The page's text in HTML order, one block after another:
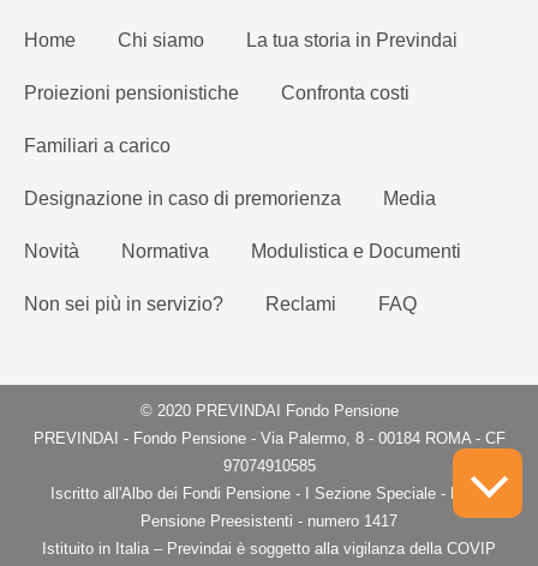
Home Chi siamo La tua storia in Previndai
Proiezioni pensionistiche Confronta costi
Familiari a carico
Designazione in caso di premorienza Media
Novità Normativa Modulistica e Documenti
Non sei più in servizio? Reclami FAQ
© 2020 PREVINDAI Fondo Pensione
PREVINDAI - Fondo Pensione - Via Palermo, 8 - 00184 ROMA - CF
97074910585
Iscritto all'Albo dei Fondi Pensione - I Sezione Speciale - Fondi
Pensione Preesistenti - numero 1417
Istituito in Italia – Previndai è soggetto alla vigilanza della COVIP